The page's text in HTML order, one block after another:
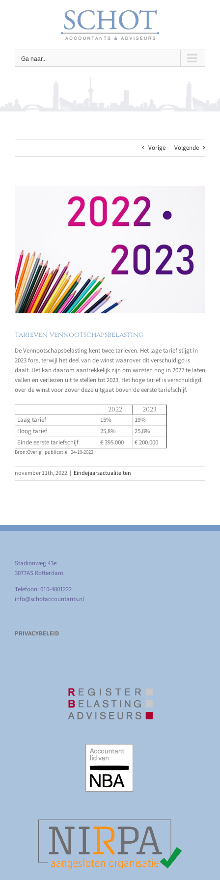
Ga naar...
Vorige Volgende
Tarieven vennootschapsbelasting
De Vennootschapsbelasting kent twee tarieven. Het lage tarief stijgt in
2023 fors, terwijl het deel van de winst waarover dit verschuldigd is
daalt. Het kan daarom aantrekkelijk zijn om winsten nog in 2022 te laten
vallen en verliezen uit te stellen tot 2023. Het hoge tarief is verschuldigd
over de winst voor zover deze uitgaat boven de eerste tariefschijf.
2022
2023
Laag tarief
15%
19%
Hoog tarief
25,8%
25,8%
Einde eerste tariefschijf
€ 395.000 € 200.000
Bron:Overig | publicatie | 24-10-2022
november 11th, 2022 | Eindejaarsactualiteiten
Stadionweg 43e
3077AS Rotterdam
Telefoon: 010-4801222
info@schotaccountants.nl
PRIVACYBELEID